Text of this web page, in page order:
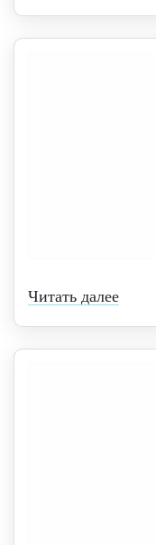
Читать далее